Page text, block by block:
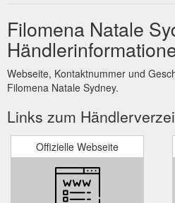
Filomena Natale
Webseite, Kontaktnummer und
Filomena Natale Sydney.
Links zum
Offizielle Webseite